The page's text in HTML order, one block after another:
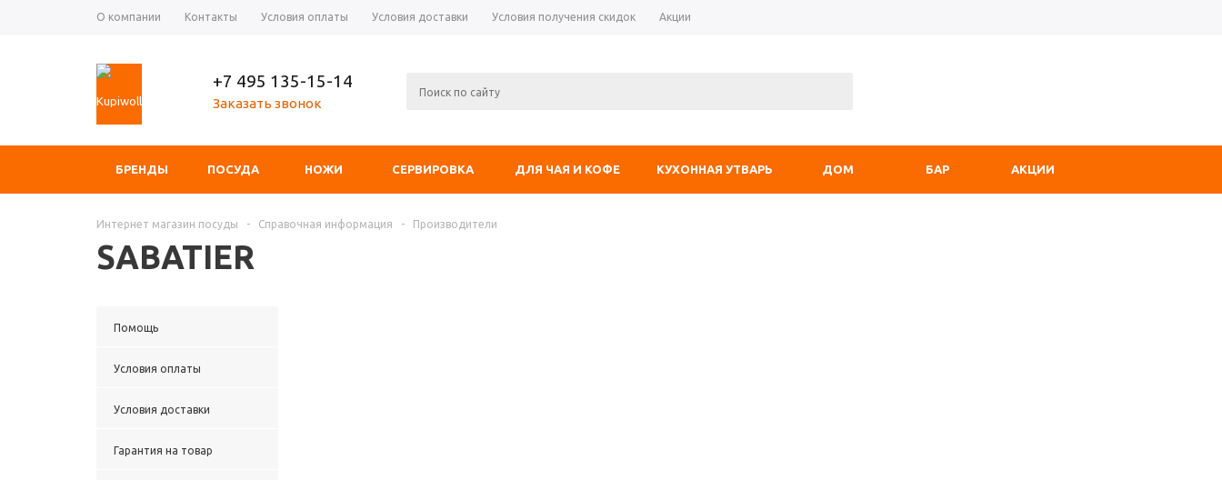
О компании Контакты Условия оплаты Условия доставки Условия получения скидок Акции
+7 495 135-15-14
Заказать звонок
БРЕНДЫ ПОСУДА НОЖИ СЕРВИРОВКА ДЛЯ ЧАЯ И КОФЕ КУХОННАЯ УТВАРЬ ДОМ БАР АКЦИИ
Интернет магазин посуды - Справочная информация - Производители
SABATIER
Помощь
Условия оплаты
Условия доставки
Гарантия на товар